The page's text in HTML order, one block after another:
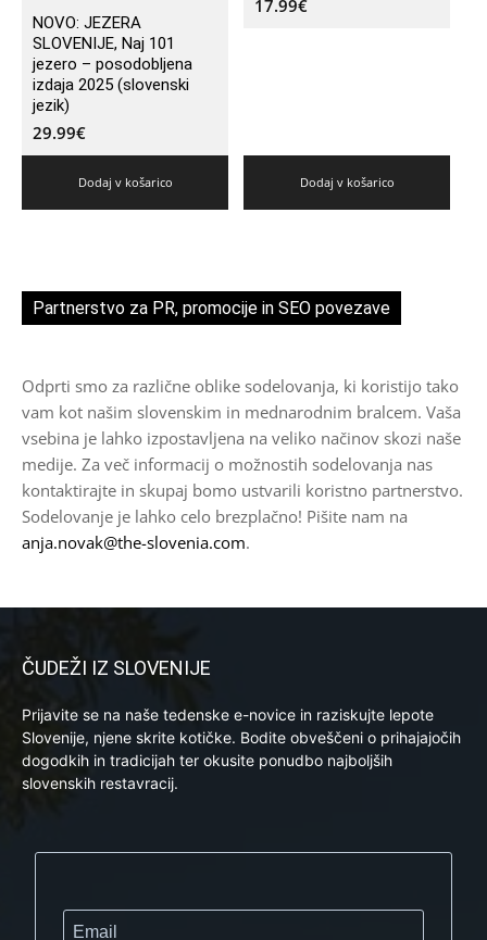
NOVO: JEZERA
SLOVENIJE, Naj 101
jezero – posodobljena
izdaja 2025 (slovenski
jezik)
29.99€
Dodaj v košarico
17.99€
Dodaj v košarico
Partnerstvo za PR, promocije in SEO povezave
Odprti smo za različne oblike sodelovanja, ki koristijo tako
vam kot našim slovenskim in mednarodnim bralcem. Vaša
vsebina je lahko izpostavljena na veliko načinov skozi naše
medije. Za več informacij o možnostih sodelovanja nas
kontaktirajte in skupaj bomo ustvarili koristno partnerstvo.
Sodelovanje je lahko celo brezplačno! Pišite nam na
anja.novak@the-slovenia.com.
ČUDEŽI IZ SLOVENIJE
Prijavite se na naše tedenske e-novice in raziskujte lepote
Slovenije, njene skrite kotičke. Bodite obveščeni o prihajajočih
dogodkih in tradicijah ter okusite ponudbo najboljših
slovenskih restavracij.